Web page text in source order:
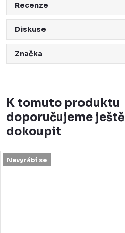
Recenze
Diskuse
Značka
K tomuto produktu
doporučujeme ještě
dokoupit
Nevyrábí se